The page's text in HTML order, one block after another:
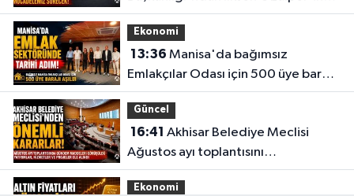
gözaltına alınmasına tepki
Ekonomi
13:36
Emlakçılar Odası için 500 üye barajı
aşıldı
Güncel
16:41
Ağustos ayı toplantısını
gerçekleştirdi
Ekonomi